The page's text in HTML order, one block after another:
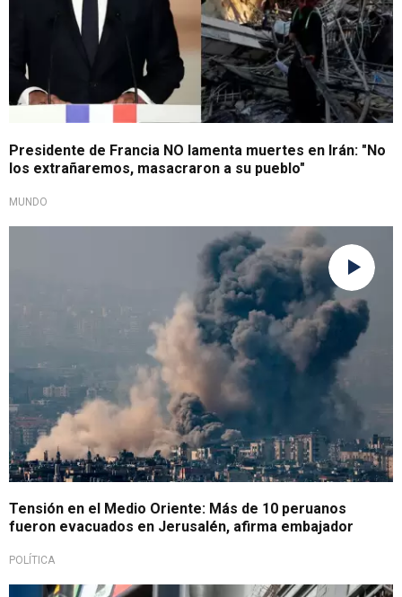
Presidente de Francia NO lamenta muertes en Irán: "No
los extrañaremos, masacraron a su pueblo"
MUNDO
Tensión en el Medio Oriente: Más de 10 peruanos
fueron evacuados en Jerusalén, afirma embajador
POLÍTICA